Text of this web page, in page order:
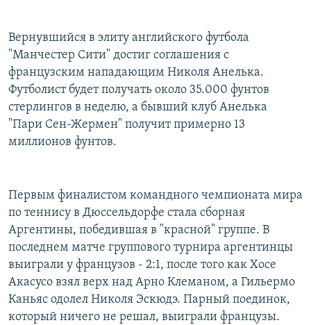
Вернувшийся в элиту английского футбола
"Манчестер Сити" достиг соглашения с
французским нападающим Николя Анелька.
Футболист будет получать около 35.000 фунтов
стерлингов в неделю, а бывший клуб Анелька
"Пари Сен-Жермен" получит примерно 13
миллионов фунтов.
Первым финалистом командного чемпионата мира
по теннису в Дюссельдорфе стала сборная
Аргентины, победившая в "красной" группе. В
последнем матче группового турнира аргентинцы
выиграли у французов - 2:1, после того как Хосе
Акасусо взял верх над Арно Клеманом, а Гильермо
Каньяс одолел Николя Эскюдэ. Парный поединок,
который ничего не решал, выиграли французы.